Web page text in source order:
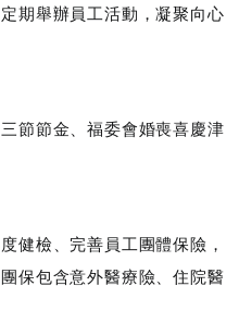
期舉辦員工活動，凝聚向心
節節金、福委會婚喪喜慶津
健檢、完善員工團體保險，
保包含意外醫療險、住院醫